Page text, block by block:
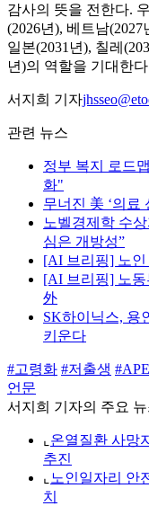
감사의 뜻을 전한다.
(2026년), 베트남
일본(2031년), 칠레
년)의 역할을 기대한
서지희 기자
관련 뉴스
정부 복지 로드
화"
무너진 美 ‘의료
노벨경제학 수
심은 개방성”
[AI 브리핑] 노인
[AI 브리핑] 노동
外
SK하이닉스, 용
키운다
#고령화 #저출생
언문
서지희 기자의 주요
⌞ 온열질환 사망
추진
⌞ 노인일자리 안
치